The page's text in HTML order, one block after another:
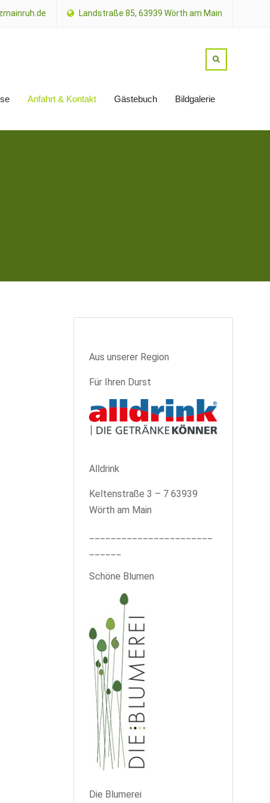
Landstraße 85, 63939 Wörth am Main
Anfahrt & Kontakt Gästebuch Bildgalerie
Aus unserer Region
Für Ihren Durst
Alldrink
Keltenstraße 3 – 7 63939
Wörth am Main
Schöne Blumen
Die Blumerei